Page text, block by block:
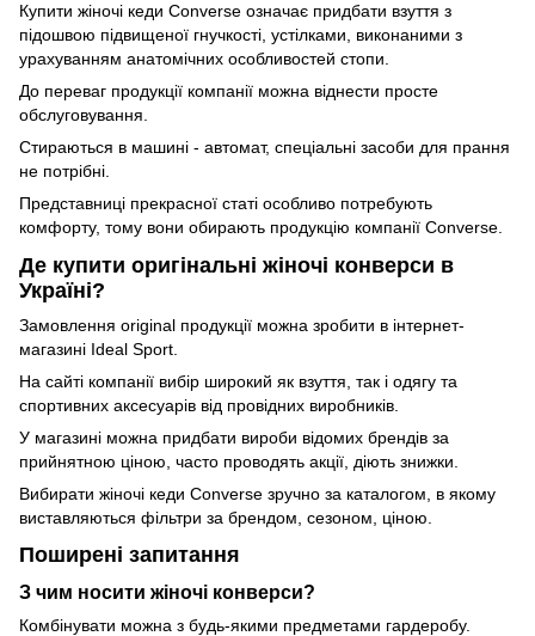
Купити жіночі кеди Converse означає придбати взуття з
підошвою підвищеної гнучкості, устілками, виконаними з
урахуванням анатомічних особливостей стопи.
До переваг продукції компанії можна віднести просте
обслуговування.
Стираються в машині - автомат, спеціальні засоби для прання
не потрібні.
Представниці прекрасної статі особливо потребують
комфорту, тому вони обирають продукцію компанії Converse.
Де купити оригінальні жіночі конверси в
Україні?
Замовлення original продукції можна зробити в інтернет-
магазині Ideal Sport.
На сайті компанії вибір широкий як взуття, так і одягу та
спортивних аксесуарів від провідних виробників.
У магазині можна придбати вироби відомих брендів за
прийнятною ціною, часто проводять акції, діють знижки.
Вибирати жіночі кеди Converse зручно за каталогом, в якому
виставляються фільтри за брендом, сезоном, ціною.
Поширені запитання
З чим носити жіночі конверси?
Комбінувати можна з будь-якими предметами гардеробу.